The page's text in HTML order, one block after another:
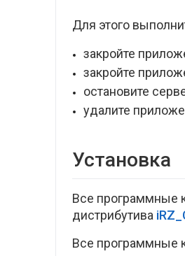
Для этого
закройте
закройте
остановите
удалите
Установка
Все программные
дистрибутива
Все программные